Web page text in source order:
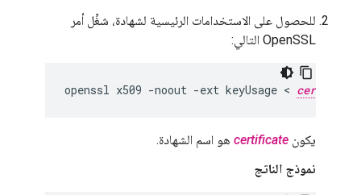
للحصول على الاستخدامات الرئيسية لشهادة، شغِّل أمر
OpenSSL التالي:
openssl x509 -noout -ext keyUsage <
يكون certificate هو اسم الشهادة.
نموذج الناتج